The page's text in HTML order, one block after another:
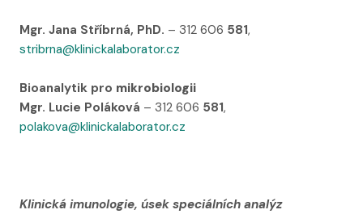
Mgr. Jana Stříbrná, PhD. – 312 606 581,
stribrna@klinickalaborator.cz
Bioanalytik pro mikrobiologii
Mgr. Lucie Poláková – 312 606 581,
polakova@klinickalaborator.cz
Klinická imunologie, úsek speciálních analýz